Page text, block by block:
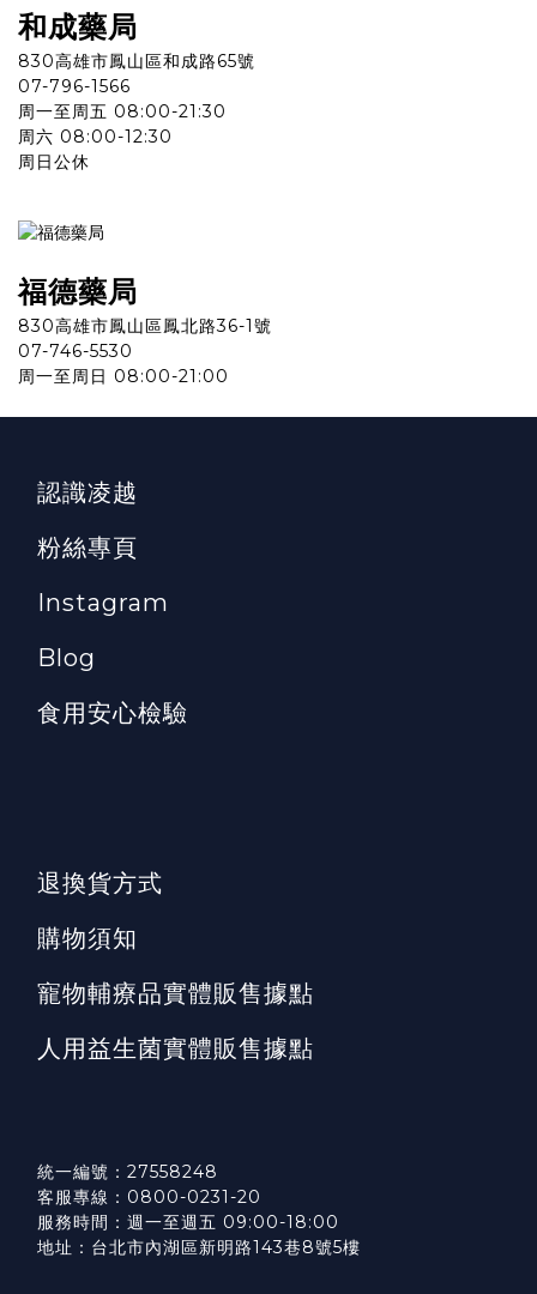
和成藥局
830高雄市鳳山區和成路65號
07-796-1566
周一至周五 08:00-21:30
周六 08:00-12:30
周日公休
福德藥局
830高雄市鳳山區鳳北路36-1號
07-746-5530
周一至周日 08:00-21:00
認識凌越
粉絲專頁
Instagram
Blog
食用安心檢驗
退換貨方式
購物須知
寵物輔療品實體販售據點
人用益生菌實體販售據點
統一編號：27558248
客服專線：0800-0231-20
服務時間：週一至週五 09:00-18:00
地址：台北市內湖區新明路143巷8號5樓